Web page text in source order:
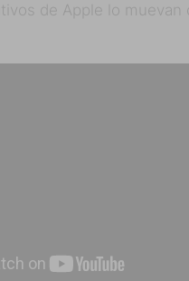
de Apple lo muevan